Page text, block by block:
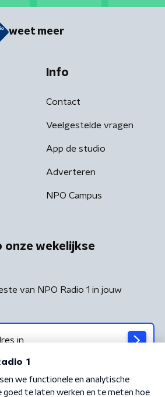
weet meer
Info
Contact
Veelgestelde vragen
App de studio
Adverteren
NPO Campus
onze wekelijkse
van NPO Radio 1 in jouw